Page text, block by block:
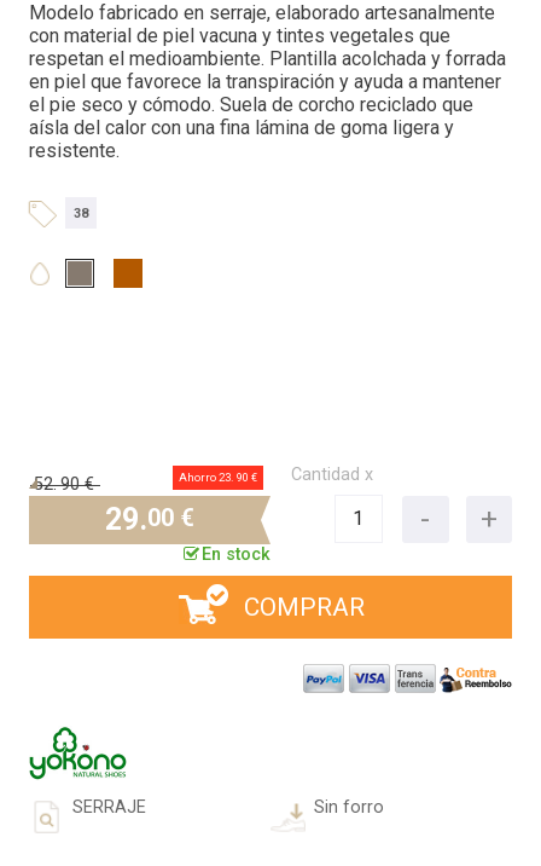
Modelo fabricado en serraje, elaborado artesanalmente
con material de piel vacuna y tintes vegetales que
respetan el medioambiente. Plantilla acolchada y forrada
en piel que favorece la transpiración y ayuda a mantener
el pie seco y cómodo. Suela de corcho reciclado que
aísla del calor con una fina lámina de goma ligera y
resistente.
38
52.90 € Ahorro 23. 90 €
29.00 €
En stock
Cantidad x
COMPRAR
SERRAJE Sin forro